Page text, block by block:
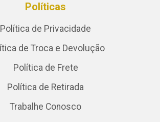
Políticas
Política de Privacidade
de Troca e Devolução
Política de Frete
Política de Retirada
Trabalhe Conosco